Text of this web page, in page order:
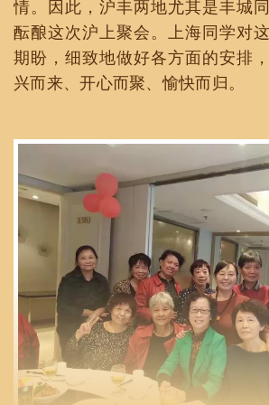
情。因此，沪丰两地尤其是丰城
酝酿这次沪上聚会。上海同学对
期盼，细致地做好各方面的安排
兴而来、开心而聚、愉快而归。